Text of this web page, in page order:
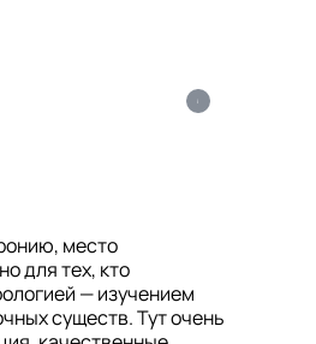
i
место
для тех, кто
— изучением
существ. Тут очень